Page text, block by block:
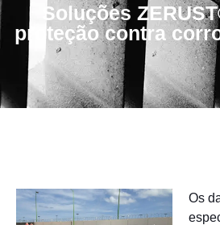
Soluções
proteção contra
Os